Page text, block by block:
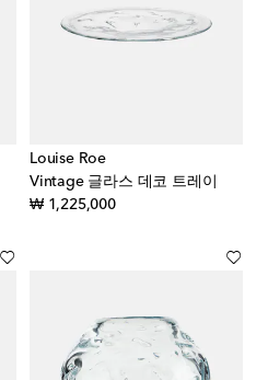
Louise Roe
Vintage 글라스 데코 트레이
₩ 1,225,000original price